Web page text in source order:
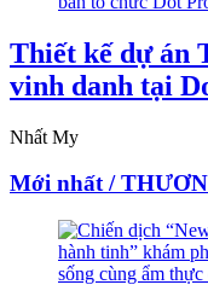
Thiết kế dự án
vinh danh tại
Nhất My
Mới nhất /